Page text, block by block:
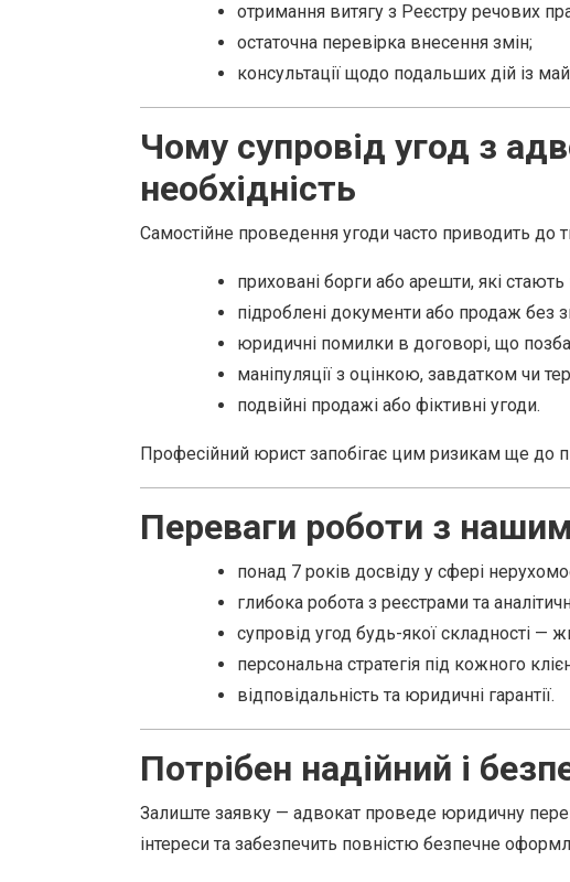
отримання витягу з Реєстру речових
остаточна перевірка внесення змін;
консультації щодо подальших дій із
Чому супровід угод з
необхідність
Самостійне проведення угоди часто приводить до
приховані борги або арешти, які стають
підроблені документи або продаж без
юридичні помилки в договорі, що
маніпуляції з оцінкою, завдатком чи
подвійні продажі або фіктивні угоди.
Професійний юрист запобігає цим ризикам ще до
Переваги роботи з
понад 7 років досвіду у сфері
глибока робота з реєстрами та
супровід угод будь-якої складності —
персональна стратегія під кожного
відповідальність та юридичні гарантії.
Потрібен надійний і
Залиште заявку — адвокат проведе юридичну
інтереси та забезпечить повністю безпечне